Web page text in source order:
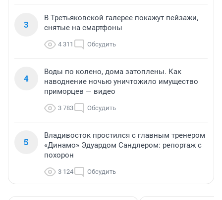
3
В Третьяковской галерее покажут пейзажи,
снятые на смартфоны
4 311 Обсудить
4
Воды по колено, дома затоплены. Как
наводнение ночью уничтожило имущество
приморцев — видео
3 783 Обсудить
5
Владивосток простился с главным тренером
«Динамо» Эдуардом Сандлером: репортаж с
похорон
3 124 Обсудить